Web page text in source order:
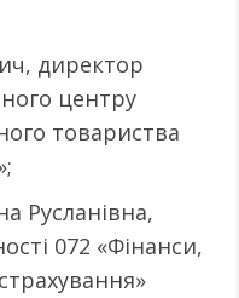
директор
центру
товариства
Русланівна,
072 «Фінанси,